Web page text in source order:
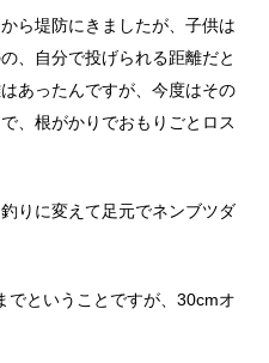
ら堤防にきましたが、子供は
、自分で投げられる距離だと
あったんですが、今度はその
、根がかりでおもりごとロス
りに変えて足元でネンブツダ
でということですが、30cmオ